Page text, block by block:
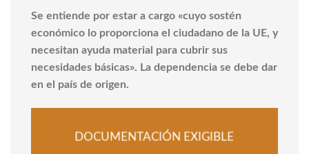
Se entiende por estar a cargo «cuyo sostén
económico lo proporciona el ciudadano de la UE, y
necesitan ayuda material para cubrir sus
necesidades básicas». La dependencia se debe dar
en el país de origen.
DOCUMENTACIÓN EXIGIBLE